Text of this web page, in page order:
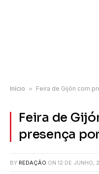
Início » Feira de Gijón com
Feira de
presença
BY REDAÇÃO ON 12 DE JUNHO,